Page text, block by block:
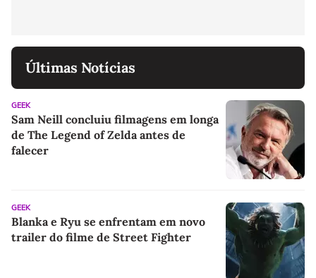
Últimas Notícias
GEEK
Sam Neill concluiu filmagens em longa
de The Legend of Zelda antes de
falecer
GEEK
Blanka e Ryu se enfrentam em novo
trailer do filme de Street Fighter